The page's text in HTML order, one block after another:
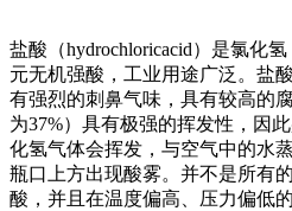
盐酸（hydrochloricacid）是氯化
元无机强酸，工业用途广泛。盐
有强烈的刺鼻气味，具有较高的
为37%）具有极强的挥发性，因
化氢气体会挥发，与空气中的水
瓶口上方出现酸雾。并不是所有
酸，并且在温度偏高、压力偏低